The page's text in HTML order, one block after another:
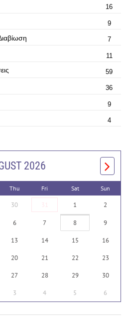
16
9
7
11
59
36
9
4
2026
Thu Fri Sat Sun
30 31 1 2
6 7 8 9
13 14 15 16
20 21 22 23
27 28 29 30
3 4 5 6